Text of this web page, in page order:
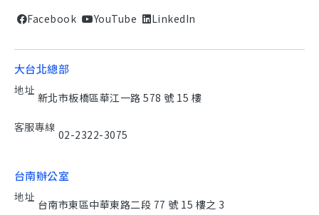
Facebook YouTube LinkedIn
大台北總部
地址
新北市板橋區華江一路 578 號 15 樓
客服專線
02-2322-3075
台南辦公室
地址
台南市東區中華東路二段 77 號 15 樓之 3